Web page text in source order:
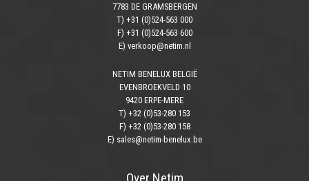
7783 DE GRAMSBERGEN
T) +31 (0)524-563 000
F) +31 (0)524-563 600
E) verkoop@netim.nl
NETIM BENELUX BELGIË
EVENBROEKVELD 10
9420 ERPE-MERE
T) +32 (0)53-280 153
F) +32 (0)53-280 158
E) sales@netim-benelux.be
Over Netim